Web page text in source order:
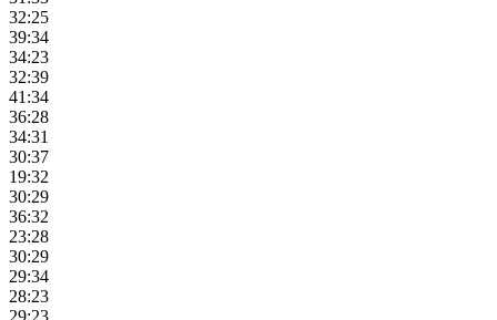
32:25
39:34
34:23
32:39
41:34
36:28
34:31
30:37
19:32
30:29
36:32
23:28
30:29
29:34
28:23
29:23